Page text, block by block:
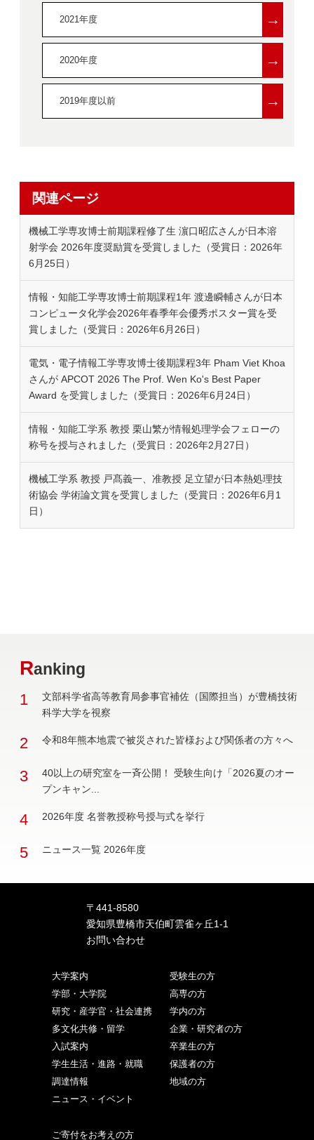
2021年度 →
2020年度 →
2019年度以前 →
関連ページ
機械工学専攻博士前期課程修了生 濵口昭広さんが日本溶
射学会 2026年度奨励賞を受賞しました（受賞日：2026年
6月25日）
情報・知能工学専攻博士前期課程1年 渡邊瞬輔さんが日本
コンピュータ化学会2026年春季年会優秀ポスター賞を受
賞しました（受賞日：2026年6月26日）
電気・電子情報工学専攻博士後期課程3年 Pham Viet Khoa
さんが APCOT 2026 The Prof. Wen Ko's Best Paper
Award を受賞しました（受賞日：2026年6月24日）
情報・知能工学系 教授 栗山繁が情報処理学会フェローの
称号を授与されました（受賞日：2026年2月27日）
機械工学系 教授 戸髙義一、准教授 足立望が日本熱処理技
術協会 学術論文賞を受賞しました（受賞日：2026年6月1
日）
Ranking
1
文部科学省高等教育局参事官補佐（国際担当）が豊橋技術
科学大学を視察
2 令和8年熊本地震で被災された皆様および関係者の方々へ
3
40以上の研究室を一斉公開！ 受験生向け「2026夏のオー
プンキャン...
4 2026年度 名誉教授称号授与式を挙行
5 ニュース一覧 2026年度
〒441-8580
愛知県豊橋市天伯町雲雀ヶ丘1-1
お問い合わせ
大学案内
学部・大学院
研究・産学官・社会連携
多文化共修・留学
入試案内
学生生活・進路・就職
調達情報
ニュース・イベント
受験生の方
高専の方
学内の方
企業・研究者の方
卒業生の方
保護者の方
地域の方
ご寄付をお考えの方